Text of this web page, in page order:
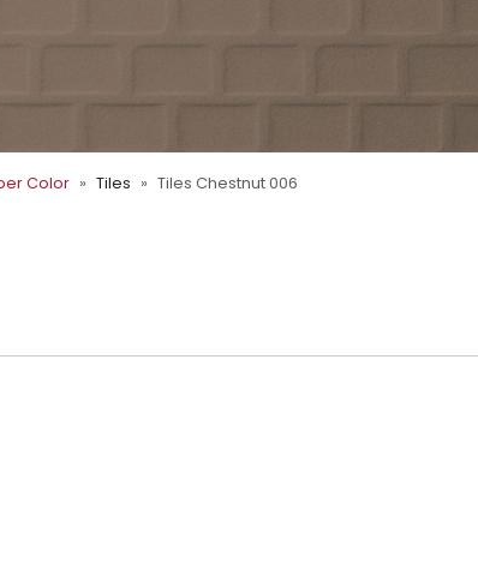
Color Tiles Tiles Chestnut 006